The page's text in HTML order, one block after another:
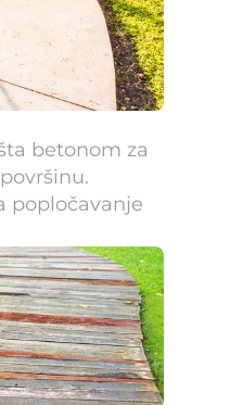
betonom za
popločavanje